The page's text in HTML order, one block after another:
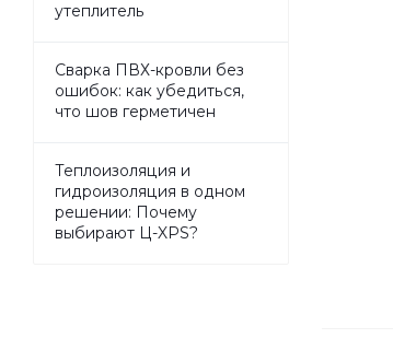
утеплитель
Сварка ПВХ-кровли без
ошибок: как убедиться,
что шов герметичен
Теплоизоляция и
гидроизоляция в одном
решении: Почему
выбирают Ц-XPS?